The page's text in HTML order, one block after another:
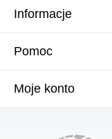
Informacje
Pomoc
Moje konto